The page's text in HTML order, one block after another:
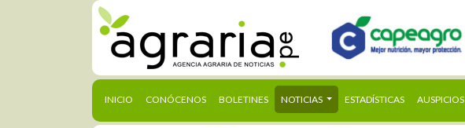
INICIO (CURRENT)
CONÓCENOS BOLETINES NOTICIAS ESTADÍSTICAS AUSPICIOS